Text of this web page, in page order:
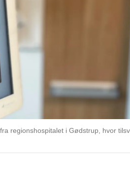
regionshospitalet i Gødstrup, hvor